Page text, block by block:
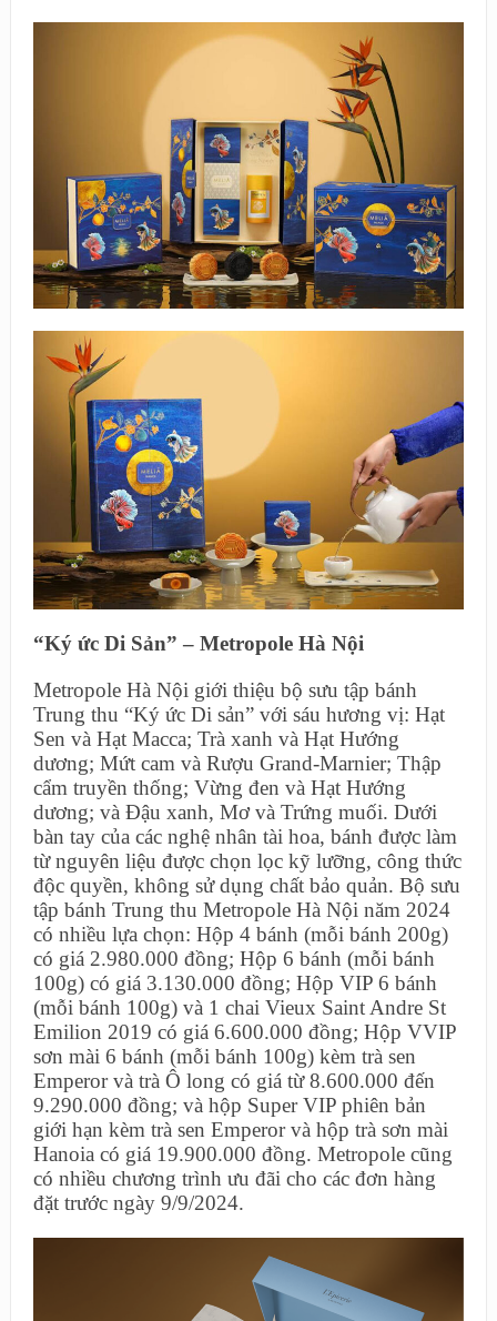
“Ký ức Di Sản” – Metropole Hà Nội
Metropole Hà Nội giới thiệu bộ sưu tập bánh
Trung thu “Ký ức Di sản” với sáu hương vị: Hạt
Sen và Hạt Macca; Trà xanh và Hạt Hướng
dương; Mứt cam và Rượu Grand-Marnier; Thập
cẩm truyền thống; Vừng đen và Hạt Hướng
dương; và Đậu xanh, Mơ và Trứng muối. Dưới
bàn tay của các nghệ nhân tài hoa, bánh được làm
từ nguyên liệu được chọn lọc kỹ lưỡng, công thức
độc quyền, không sử dụng chất bảo quản. Bộ sưu
tập bánh Trung thu Metropole Hà Nội năm 2024
có nhiều lựa chọn: Hộp 4 bánh (mỗi bánh 200g)
có giá 2.980.000 đồng; Hộp 6 bánh (mỗi bánh
100g) có giá 3.130.000 đồng; Hộp VIP 6 bánh
(mỗi bánh 100g) và 1 chai Vieux Saint Andre St
Emilion 2019 có giá 6.600.000 đồng; Hộp VVIP
sơn mài 6 bánh (mỗi bánh 100g) kèm trà sen
Emperor và trà Ô long có giá từ 8.600.000 đến
9.290.000 đồng; và hộp Super VIP phiên bản
giới hạn kèm trà sen Emperor và hộp trà sơn mài
Hanoia có giá 19.900.000 đồng. Metropole cũng
có nhiều chương trình ưu đãi cho các đơn hàng
đặt trước ngày 9/9/2024.